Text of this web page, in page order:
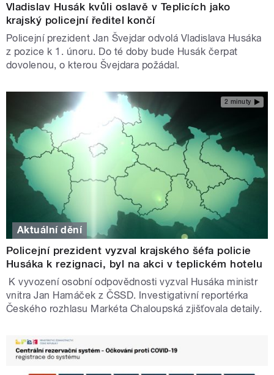
Vladislav Husák kvůli oslavě v Teplicích jako
krajský policejní ředitel končí
Policejní prezident Jan Švejdar odvolá Vladislava Husáka
z pozice k 1. únoru. Do té doby bude Husák čerpat
dovolenou, o kterou Švejdara požádal.
2 minuty
Aktuální dění
Policejní prezident vyzval krajského šéfa policie
Husáka k rezignaci, byl na akci v teplickém hotelu
K vyvození osobní odpovědnosti vyzval Husáka ministr
vnitra Jan Hamáček z ČSSD. Investigativní reportérka
Českého rozhlasu Markéta Chaloupská zjišťovala detaily.